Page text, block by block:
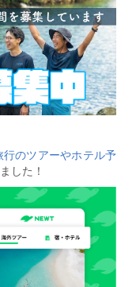
行のツアーやホテル予
した！